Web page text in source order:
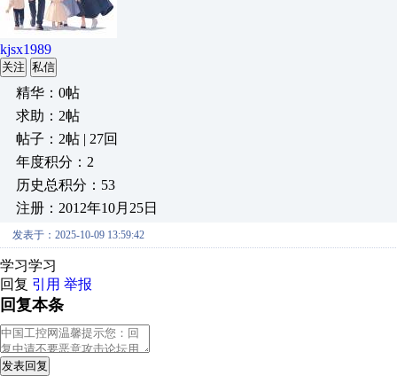
kjsx1989
关注 私信
精华：0帖
求助：2帖
帖子：2帖 | 27回
年度积分：2
历史总积分：53
注册：2012年10月25日
发表于：2025-10-09 13:59:42
学习学习
回复 引用 举报
回复本条
发表回复